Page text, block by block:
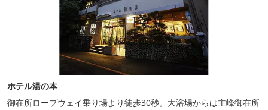
ホテル湯の本
御在所ロープウェイ乗り場より徒歩30秒。大浴場からは主峰御在所